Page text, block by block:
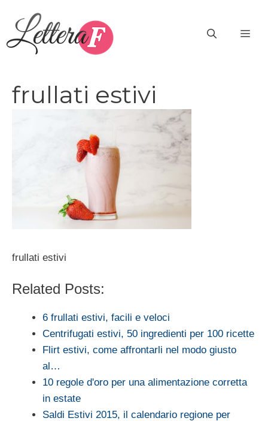
contenuto
frullati estivi
frullati estivi
Related Posts:
6 frullati estivi, facili e veloci
Centrifugati estivi, 50 ingredienti per 100 ricette
Flirt estivi, come affrontarli nel modo giusto
al…
10 regole d'oro per una alimentazione corretta
in estate
Saldi Estivi 2015, il calendario regione per